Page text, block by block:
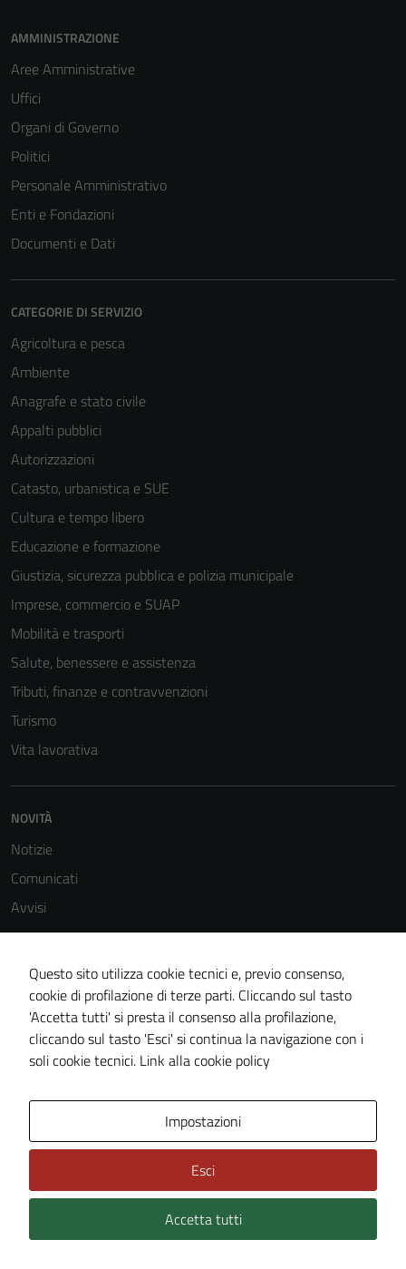
AMMINISTRAZIONE
Aree Amministrative
Uffici
Organi di Governo
Politici
Personale Amministrativo
Enti e Fondazioni
Documenti e Dati
CATEGORIE DI SERVIZIO
Agricoltura e pesca
Ambiente
Anagrafe e stato civile
Appalti pubblici
Autorizzazioni
Catasto, urbanistica e SUE
Cultura e tempo libero
Educazione e formazione
Giustizia, sicurezza pubblica e polizia municipale
Imprese, commercio e SUAP
Mobilità e trasporti
Salute, benessere e assistenza
Tributi, finanze e contravvenzioni
Turismo
Vita lavorativa
NOVITÀ
Notizie
Comunicati
Avvisi
VIVERE IL COMUNE
Luoghi
Eventi
CONTATTI
Comune di Castell'Umberto
Via Garibaldi, 27 - 98070, CASTELL'UMBERTO (ME)
P.IVA: 01032850834
Email:info@comune.castellumberto.me.it
Questo sito utilizza cookie tecnici e, previo consenso,
cookie di profilazione di terze parti. Cliccando sul tasto
'Accetta tutti' si presta il consenso alla profilazione,
cliccando sul tasto 'Esci' si continua la navigazione con i
soli cookie tecnici. Link alla cookie policy
Impostazioni
Esci
Accetta tutti